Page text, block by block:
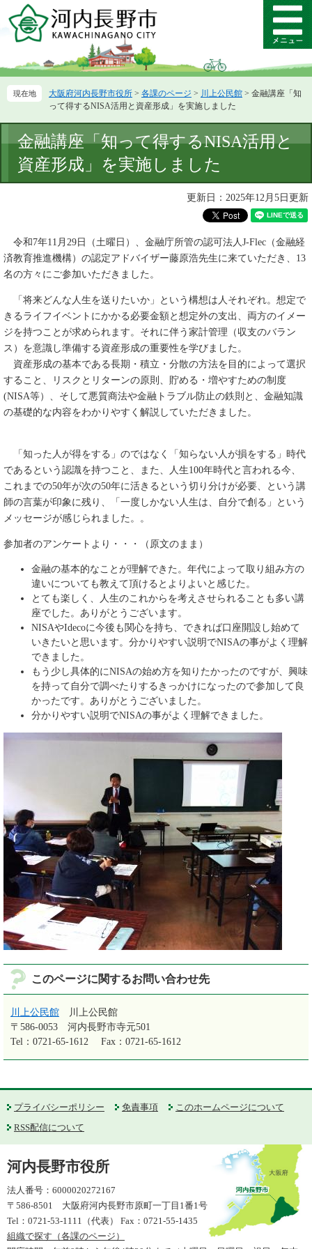
ー
先
ニ
を
て
メ
ニ
ー
大阪府河内長野市役所 > 各課のページ > 川上公民館 > 金融講座「知
って得するNISA活用と資産形成」を実施しました
文
金融講座「知って得するNISA活用と
資産形成」を実施しました
更新日：2025年12月5日更新
令和7年11月29日（土曜日）、金融庁所管の認可法人J-Flec（金融経
済教育推進機構）の認定アドバイザー藤原浩先生に来ていただき、13
名の方々にご参加いただきました。
「将来どんな人生を送りたいか」という構想は人それぞれ。想定で
きるライフイベントにかかる必要金額と想定外の支出、両方のイメー
ジを持つことが求められます。それに伴う家計管理（収支のバラン
ス）を意識し準備する資産形成の重要性を学びました。
資産形成の基本である長期・積立・分散の方法を目的によって選択
すること、リスクとリターンの原則、貯める・増やすための制度
(NISA等）、そして悪質商法や金融トラブル防止の鉄則と、金融知識
の基礎的な内容をわかりやすく解説していただきました。
「知った人が得をする」のではなく「知らない人が損をする」時代
であるという認識を持つこと、また、人生100年時代と言われる今、
これまでの50年が次の50年に活きるという切り分けが必要、という講
師の言葉が印象に残り、「一度しかない人生は、自分で創る」という
メッセージが感じられました。。
参加者のアンケートより・・・（原文のまま）
​金融の基本的なことが理解できた。年代によって取り組み方の
違いについても教えて頂けるとよりよいと感じた。
​とても楽しく、人生のこれからを考えさせられることも多い講
座でした。ありがとうございます。
​NISAやIdecoに今後も関心を持ち、できれば口座開設し始めて
いきたいと思います。分かりやすい説明でNISAの事がよく理解
できました。
もう少し具体的にNISAの始め方を知りたかったのですが、興味
を持って自分で調べたりするきっかけになったので参加して良
かったです。ありがとうございました。
分かりやすい説明でNISAの事がよく理解できました。
このページに関するお問い合わせ先
川上公民館
川上公民館
〒586-0053
河内長野市寺元501
Tel：0721-65-1612
Fax：0721-65-1612
プライバシーポリシー 免責事項
このホームページについて
RSS配信について
河内長野市役所
法人番号：6000020272167
〒586-8501 大阪府河内長野市原町一丁目1番1号
Tel：0721-53-1111（代表） Fax：0721-55-1435
組織で探す（各課のページ）